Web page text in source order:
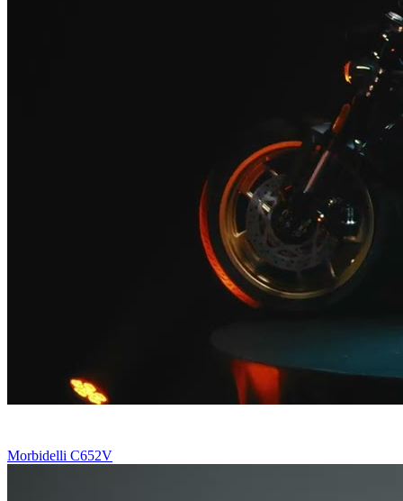
Morbidelli C652V